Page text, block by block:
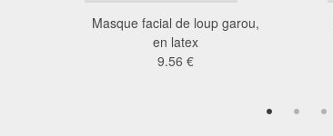
Masque facial de loup garou,
en latex
9.56 €